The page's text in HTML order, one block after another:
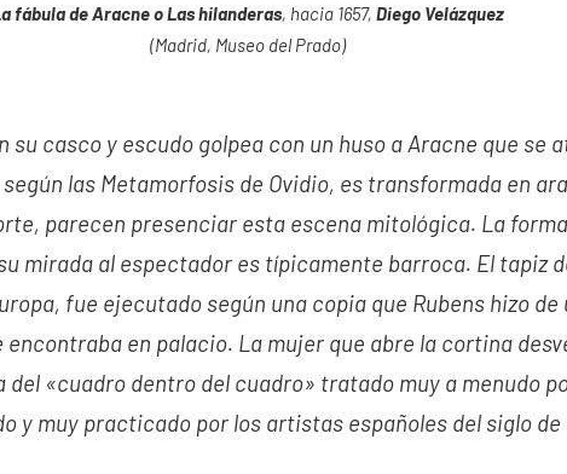
fábula de Aracne o Las hilanderas, hacia 1657, Diego Velázquez
(Madrid, Museo del Prado)
su casco y escudo golpea con un huso a Aracne que se
las Metamorfosis de Ovidio, es transformada en
parecen presenciar esta escena mitológica. La
mirada al espectador es típicamente barroca. El tapiz
fue ejecutado según una copia que Rubens hizo
encontraba en palacio. La mujer que abre la cortina
«cuadro dentro del cuadro» tratado muy a menudo
y muy practicado por los artistas españoles del siglo de